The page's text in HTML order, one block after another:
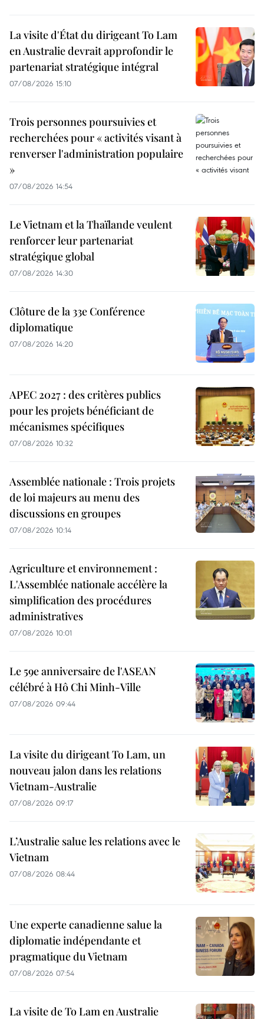
La visite d'État du dirigeant To Lam
en Australie devrait approfondir le
partenariat stratégique intégral
07/08/2026 15:10
Trois personnes poursuivies et
recherchées pour « activités visant à
renverser l'administration populaire
»
07/08/2026 14:54
Le Vietnam et la Thaïlande veulent
renforcer leur partenariat
stratégique global
07/08/2026 14:30
Clôture de la 33e Conférence
diplomatique
07/08/2026 14:20
APEC 2027 : des critères publics
pour les projets bénéficiant de
mécanismes spécifiques
07/08/2026 10:32
Assemblée nationale : Trois projets
de loi majeurs au menu des
discussions en groupes
07/08/2026 10:14
Agriculture et environnement :
L'Assemblée nationale accélère la
simplification des procédures
administratives
07/08/2026 10:01
Le 59e anniversaire de l'ASEAN
célébré à Hô Chi Minh-Ville
07/08/2026 09:44
La visite du dirigeant To Lam, un
nouveau jalon dans les relations
Vietnam-Australie
07/08/2026 09:17
L’Australie salue les relations avec le
Vietnam
07/08/2026 08:44
Une experte canadienne salue la
diplomatie indépendante et
pragmatique du Vietnam
07/08/2026 07:54
La visite de To Lam en Australie